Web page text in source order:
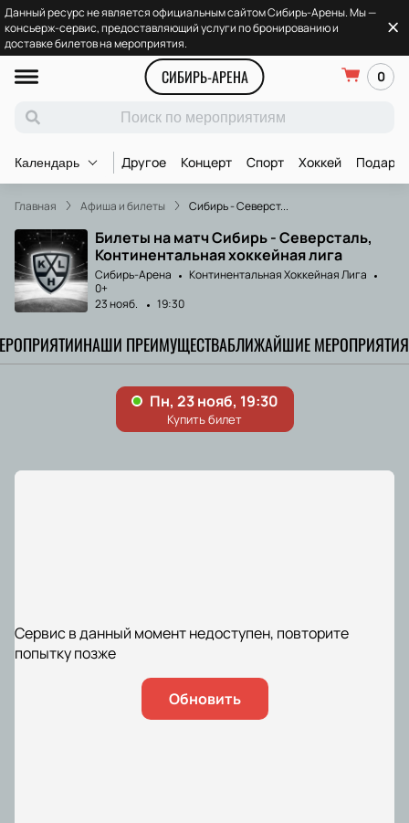
Данный ресурс не является официальным сайтом Сибирь-Арены. Мы —
консьерж-сервис, предоставляющий услуги по бронированию и
доставке билетов на мероприятия.
СИБИРЬ-АРЕНА 0
Календарь Другое Концерт Спорт Хоккей
Главная Афиша и билеты Сибирь - Северст...
Билеты на матч Сибирь - Северсталь,
Континентальная хоккейная лига
Сибирь-Арена
Континентальная Хоккейная Лига
0+
23 нояб.
19:30
НАШИ ПРЕИМУЩЕСТВАБЛИЖАЙШИЕ МЕРОПРИЯТИЯ
Сервис в данный момент недоступен, повторите
попытку позже
Обновить